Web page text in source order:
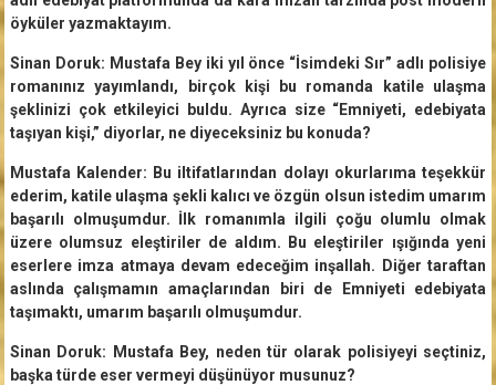
öyküler yazmaktayım.
Sinan Doruk: Mustafa Bey iki yıl önce “İsimdeki Sır” adlı polisiye
romanınız yayımlandı, birçok kişi bu romanda katile ulaşma
şeklinizi çok etkileyici buldu. Ayrıca size “Emniyeti, edebiyata
taşıyan kişi,” diyorlar, ne diyeceksiniz bu konuda?
Mustafa Kalender: Bu iltifatlarından dolayı okurlarıma teşekkür
ederim, katile ulaşma şekli kalıcı ve özgün olsun istedim umarım
başarılı olmuşumdur. İlk romanımla ilgili çoğu olumlu olmak
üzere olumsuz eleştiriler de aldım. Bu eleştiriler ışığında yeni
eserlere imza atmaya devam edeceğim inşallah. Diğer taraftan
aslında çalışmamın amaçlarından biri de Emniyeti edebiyata
taşımaktı, umarım başarılı olmuşumdur.
Sinan Doruk: Mustafa Bey, neden tür olarak polisiyeyi seçtiniz,
başka türde eser vermeyi düşünüyor musunuz?